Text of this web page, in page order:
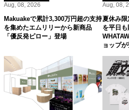
Aug, 08, 2026
Makuakeで累計3,300万円超の支持
を集めたエムリリーから新商品
「優反発ピロー」登場
Aug, 08,
夏休み
を平日も
ョップ